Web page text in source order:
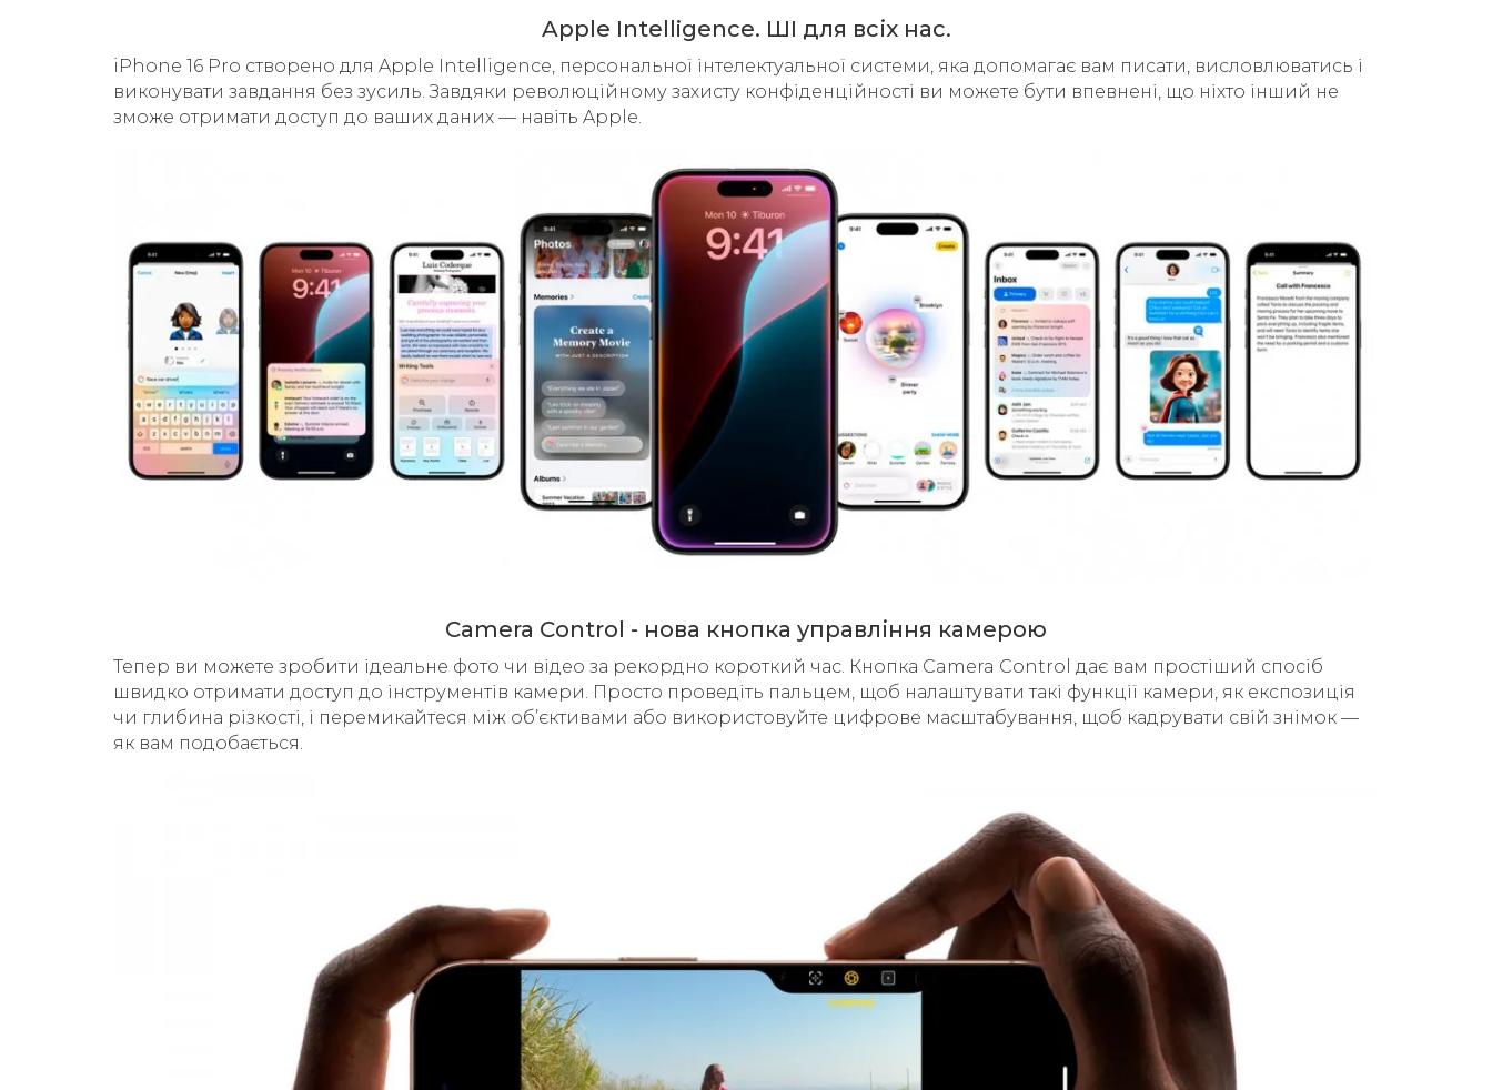
Apple Intelligence. ШІ для всіх нас.
iPhone 16 Pro створено для Apple Intelligence, персональної інтелектуальної системи, яка допомагає вам писати, висловлюватись і
виконувати завдання без зусиль. Завдяки революційному захисту конфіденційності ви можете бути впевнені, що ніхто інший не
зможе отримати доступ до ваших даних — навіть Apple.
Camera Control - нова кнопка управління камерою
Тепер ви можете зробити ідеальне фото чи відео за рекордно короткий час. Кнопка Camera Control дає вам простіший спосіб
швидко отримати доступ до інструментів камери. Просто проведіть пальцем, щоб налаштувати такі функції камери, як експозиція
чи глибина різкості, і перемикайтеся між об’єктивами або використовуйте цифрове масштабування, щоб кадрувати свій знімок —
як вам подобається.